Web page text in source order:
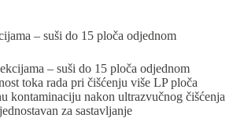
– suši do 15 ploča odjednom
– suši do 15 ploča odjednom
toka rada pri čišćenju više LP ploča
kontaminaciju nakon ultrazvučnog čišćenja
za sastavljanje